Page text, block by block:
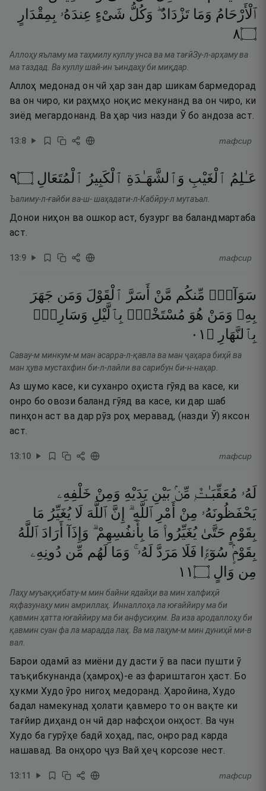
ٱلْأَرْحَامُ وَمَا تَزْدَادُ ۖ وَكُلُّ شَىْءٍ عِندَهُۥ بِمِقْدَارٍ
۝٨
Аллоҳу яъламу ма таҳмилу куллу унса ва ма тағӣЗу-л-арҳаму ва
ма таздад. Ва куллу шай-ин ъиндаҳу би миқдар.
Аллоҳ медонад он чӣ ҳар зан дар шикам бармедорад
ва он чиро, ки раҳмҳо ноқис мекунанд ва он чиро, ки
зиёд мегардонанд. Ва ҳар чиз назди Ӯ бо андоза аст.
13:8 тафсир
عَـٰلِمُ ٱلْغَيْبِ وَٱلشَّهَـٰدَةِ ٱلْكَبِيرُ ٱلْمُتَعَالِ ۝٩
Ъалиму-л-ғайби ва-ш- шаҳадати-л-Кабӣру-л мутаъал.
Донои ниҳон ва ошкор аст, бузург ва баландмартаба
аст.
13:9 тафсир
سَوَآءٌۭ مِّنكُم مَّنْ أَسَرَّ ٱلْقَوْلَ وَمَن جَهَرَ
بِهِۦ وَمَنْ هُوَ مُسْتَخْفٍۭ بِٱلَّيْلِ وَسَارِبٌۢ
بِٱلنَّهَارِ ۝ ١٠
Савау-м минкум-м ман асарра-л-қавла ва ман ҷаҳара биҳӣ ва
ман ҳува мустахфин би-л-лайли ва сарибун би-н-наҳар.
Аз шумо касе, ки суханро оҳиста гӯяд ва касе, ки
онро бо овози баланд гӯяд ва касе, ки дар шаб
пинҳон аст ва дар рӯз роҳ меравад, (назди Ӯ) яксон
аст.
13:10 тафсир
لَهُۥ مُعَقِّبَـٰتٌۭ مِّنۢ بَيْنِ يَدَيْهِ وَمِنْ خَلْفِهِۦ
يَحْفَظُونَهُۥ مِنْ أَمْرِ ٱللَّهِ ۗ إِنَّ ٱللَّهَ لَا يُغَيِّرُ مَا
بِقَوْمٍ حَتَّىٰ يُغَيِّرُوا۟ مَا بِأَنفُسِهِمْ ۗ وَإِذَآ أَرَادَ ٱللَّهُ
بِقَوْمٍۢ سُوٓءًۭا فَلَا مَرَدَّ لَهُۥ ۚ وَمَا لَهُم مِّن دُونِهِۦ
مِن وَالٍ ۝١١
Лаҳу муъаққибату-м мин байни ядайҳи ва мин халфиҳӣ
яҳфазунаҳу мин амриллаҳ. Инналлоҳа ла юғаййиру ма би
қавмин ҳатта юғаййиру ма би анфусиҳим. Ва иза ародаллоҳу би
қавмин суан фа ла марадда лаҳ. Ва ма лаҳум-м мин дуниҳӣ ми-в
вал.
Барои одамӣ аз миёни ду дасти ӯ ва паси пушти ӯ
таъқибкунанда (ҳамроҳ)-е аз фариштагон ҳаст. Бо
ҳукми Худо ӯро нигоҳ медоранд. Ҳаройина, Худо
бадал намекунад ҳолати қавмеро то он вақте ки
тағйир диҳанд он чӣ дар нафсҳои онҳост. Ва чун
Худо ба гурӯҳе бадӣ хоҳад, пас, онро рад карда
нашавад. Ва онҳоро ҷуз Вай ҳеҷ корсозе нест.
13:11 тафсир